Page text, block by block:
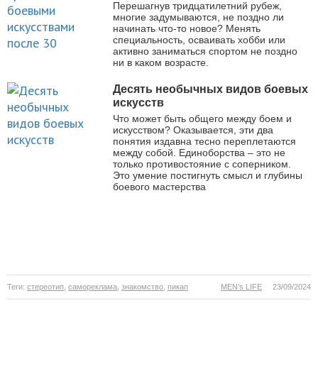
Перешагнув тридцатилетний рубеж,
многие задумываются, не поздно ли
начинать что-то новое? Менять
специальность, осваивать хобби или
активно заниматься спортом не поздно
ни в каком возрасте.
Десять необычных видов боевых
искусств
Что может быть общего между боем и
искусством? Оказывается, эти два
понятия издавна тесно переплетаются
между собой. Единоборства – это не
только противостояние с соперником.
Это умение постигнуть смысл и глубины
боевого мастерства
Теги: стереотип самореклама знакомство пикап 23/09/2024
MEN’s LIFE